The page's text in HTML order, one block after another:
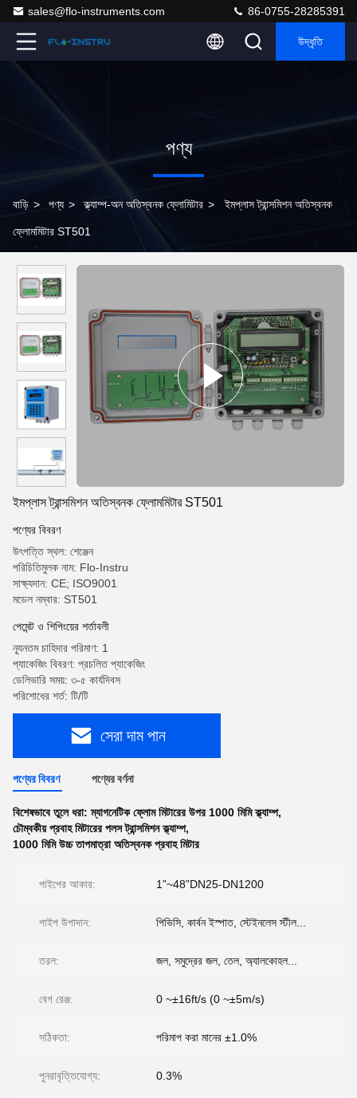
sales@flo-instruments.com 86-0755-28285391
উদ্ধৃতি
পণ্য
বাড়ি > পণ্য > ক্ল্যাম্প-অন অতিস্বনক ফ্লোমিটার > ইমপ্লাস ট্রান্সমিশন অতিস্বনক
ফ্লোমমিটার ST501
ইমপ্লাস ট্রান্সমিশন অতিস্বনক ফ্লোমমিটার ST501
পণ্যের বিবরণ
উৎপত্তি স্থল: শেঞ্জেন
পরিচিতিমুলক নাম: Flo-Instru
সাক্ষ্যদান: CE; ISO9001
মডেল নম্বার: ST501
পেমেন্ট ও শিপিংয়ের শর্তাবলী
ন্যূনতম চাহিদার পরিমাণ: 1
প্যাকেজিং বিবরণ: প্রচলিত প্যাকেজিং
ডেলিভারি সময়: ৩-৫ কার্যদিবস
পরিশোধের শর্ত: টি/টি
সেরা দাম পান
পণ্যের বিবরণ পণ্যের বর্ণনা
বিশেষভাবে তুলে ধরা:ম্যাগনেটিক ফ্লোম মিটারের উপর 1000 মিমি ক্ল্যাম্প,
চৌম্বকীয় প্রবাহ মিটারের পলস ট্রান্সমিশন ক্ল্যাম্প,
1000 মিমি উচ্চ তাপমাত্রা অতিস্বনক প্রবাহ মিটার
পাইপের আকার: 1”~48”DN25-DN1200
পাইপ উপাদান: পিভিসি, কার্বন ইস্পাত, স্টেইনলেস স্টীল...
তরল: জল, সমুদ্রের জল, তেল, অ্যালকোহল...
বেগ রেঞ্জ: 0 ~±16ft/s (0 ~±5m/s)
সঠিকতা: পরিমাপ করা মানের ±1.0%
পুনরাবৃত্তিযোগ্য: 0.3%